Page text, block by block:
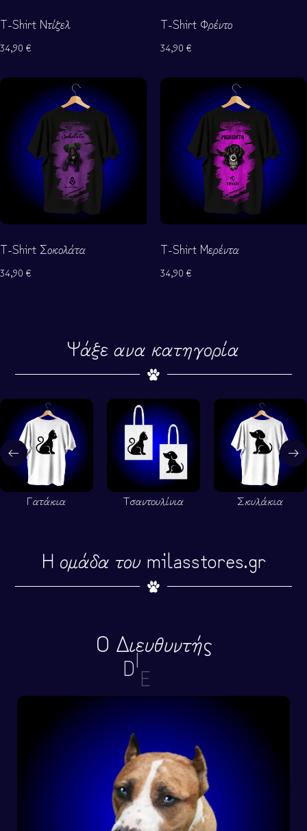
T-Shirt Ντίζελ
34,90 €
T-Shirt Φρέντο
34,90 €
T-Shirt Σοκολάτα
34,90 €
T-Shirt Μερέντα
34,90 €
Ψάξε ανα κατηγορία
Τσαντουλίνια Σκυλάκια Μηχανή
Η ομάδα του milasstores.gr
Ο Διευθυντής
DIE